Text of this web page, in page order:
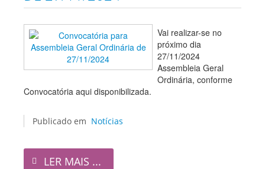
Vai realizar-se no
próximo dia
27/11/2024
Assembleia Geral
Ordinária, conforme
Convocatória aqui disponibilizada.
Publicado em Notícias
LER MAIS ...